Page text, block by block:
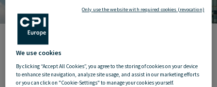
We use cookies
By clicking “Accept All Cookies”, you agree to the storing of cookies on your device
to enhance site navigation, analyze site usage, and assist in our marketing efforts
or you can click on "Cookie-Settings" to manage your cookies yourself.
Only use the website with required cookies (revocation)